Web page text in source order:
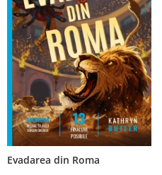
Evadarea din Roma